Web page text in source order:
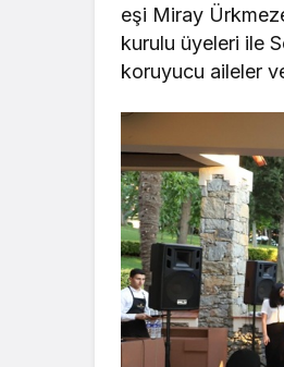
eşi Miray
kurulu üyeleri ile
koruyucu aileler